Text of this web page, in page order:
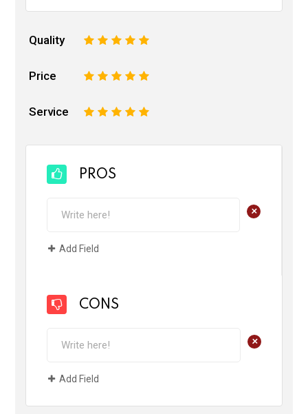
Quality 5
4
3
2
Price 5
4
3
2
Service 5
4
3
2
PROS
+
Add Field
CONS
+
Add Field